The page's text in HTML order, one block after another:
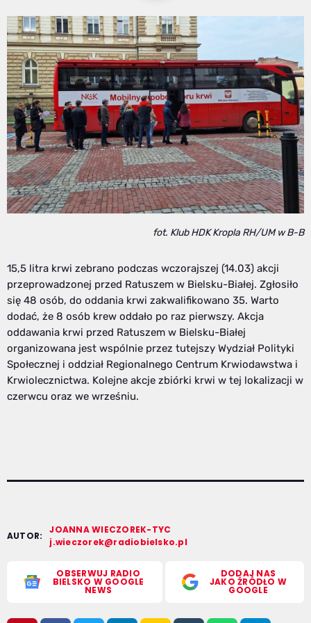
fot. Klub HDK Kropla RH/UM w B-B
15,5 litra krwi zebrano podczas wczorajszej (14.03) akcji
przeprowadzonej przed Ratuszem w Bielsku-Białej. Zgłosiło
się 48 osób, do oddania krwi zakwalifikowano 35. Warto
dodać, że 8 osób krew oddało po raz pierwszy. Akcja
oddawania krwi przed Ratuszem w Bielsku-Białej
organizowana jest wspólnie przez tutejszy Wydział Polityki
Społecznej i oddział Regionalnego Centrum Krwiodawstwa i
Krwiolecznictwa. Kolejne akcje zbiórki krwi w tej lokalizacji w
czerwcu oraz we wrześniu.
AUTOR:
JOANNA WIECZOREK-TYC
j.wieczorek@radiobielsko.pl
OBSERWUJ RADIO
BIELSKO W GOOGLE
NEWS
DODAJ NAS
JAKO ŹRÓDŁO W
GOOGLE